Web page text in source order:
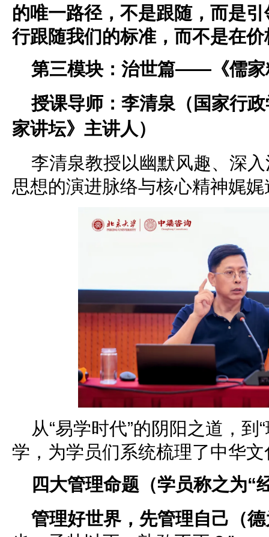
的唯一路径，不是跟随，而是
行跟随我们的标准，而不是在
第三模块：治世篇——《儒家
授课导师：李清泉（国家行
家讲坛》主讲人）
李清泉教授以幽默风趣、深
思想的演进脉络与核心精神娓
从“易学时代”的阴阳之道，到
学，为学员们系统梳理了中华
四大管理命题（学员称之为“
管理好世界，先管理自己（